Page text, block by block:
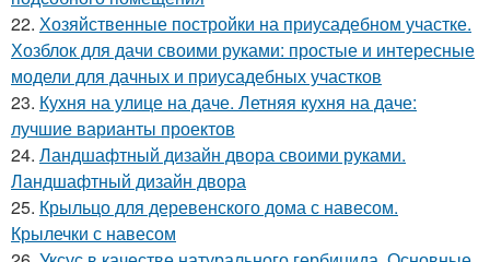
22. Хозяйственные постройки на приусадебном участке.
Хозблок для дачи своими руками: простые и интересные
модели для дачных и приусадебных участков
23. Кухня на улице на даче. Летняя кухня на даче:
лучшие варианты проектов
24. Ландшафтный дизайн двора своими руками.
Ландшафтный дизайн двора
25. Крыльцо для деревенского дома с навесом.
Крылечки с навесом